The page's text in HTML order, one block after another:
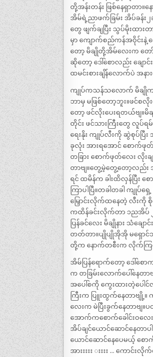
တို့အန်းတန်း ဖြစ်နေရှာတာ။
အိမ်ရဲ့ညာဖက်ခြမ်း အိပ်ခန်း
တွေ ဖျက်ချပြီး သွပ်မိုးထာ
မှာ ကျောက်စည်ကန်အဝိုင်း
တော့ မိချိုတို့အိမ်လေးက တေ
ဆိုတော့ ဒေါ်စောလည်း ချော
ထမင်းစားချိန်လောက်ပဲ အနာ
ကျုပ်ကသန်သလောက် မိချိုက
ဘာမှ မဖြစ်တော့ဘူး။ဖင်စ
တော့ ဖင်လိုးပေးရတယ်ဗျ။
တိုင်း ဖင်သားကြီးတွေ လူပ်ရ
ရေးနိုး ကျုပ်လီးကို ဆွဲစုပ်ပြီ
ခုလုံး အားရအောင် စောက်ဖု
တခြား စောက်ဖုတ်လေး လိုးခ
တာဗျ။တွေ့မဲ့တွေ့တော့လည်း အ
ရင် ထမိန်က ခါးထိလှန်ပြီး
ကြာပါပြီ။တခါတခါ ကျုပ်
မြှောင်းလိုက်ထနေတဲ့ လီးကို
ကထိန်ခင်းလိုက်တာ ၁ညအိပ် ၂
ပြန်ခင်လေး မိချိုနား သံခ
တတ်တာ။ပျိုပျိုအိုအို မရှောင်ဘူ
တို့က နောက်တစီးက လိုက်ကြတ
အိမ်ပြန်ရောက်တော့ ဒေါ်စေ
က တခြမ်းလောက်ပေါ်နေတာ
အပေါ်စကို ကွေးထားတဲ့ပေါ
ကြီးက ပြူးထွက်နေတာဗျို့။ က
လေးက မဲပြီးခွက်နေတာဗျ။
အောက်ကစောက်ခေါင်းဝလ
အိပ်ချင်ယောင်ဆောင်နေတာ
ယောင်ဆောင်နေပေမယ့် စေ
အားးးးး းးးး … ကောင်း